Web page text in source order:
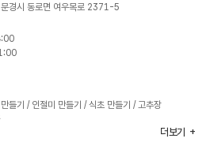
문경시 동로면 여우목로 2371-5
들기 / 인절미 만들기 / 식초 만들기 / 고추장
더보기